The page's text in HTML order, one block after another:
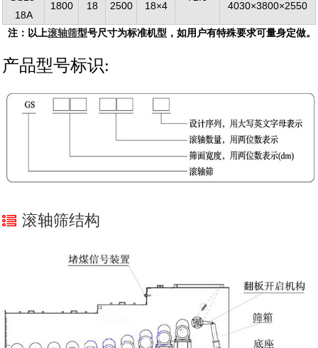
18A
1800 18 2500 18×4 4030×3800×2550
注：以上滚轴筛型号尺寸为标准机型，如用户有特殊要求可量身定做。
产品型号标识:
滚轴筛结构